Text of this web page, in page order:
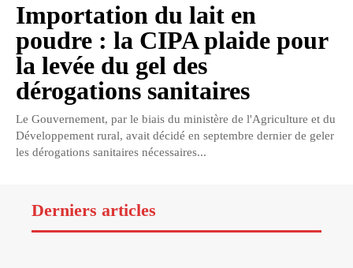
Importation du lait en
poudre : la CIPA plaide pour
la levée du gel des
dérogations sanitaires
Le Gouvernement, par le biais du ministère de l'Agriculture et du
Développement rural, avait décidé en septembre dernier de geler
les dérogations sanitaires nécessaires...
Derniers articles